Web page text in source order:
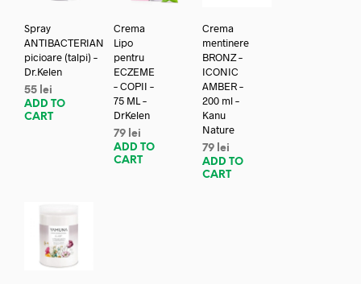
Spray
ANTIBACTERIAN
picioare (talpi) –
Dr.Kelen
55 lei
ADD TO
CART
Crema
Lipo
pentru
ECZEME
– COPII –
75 ML –
DrKelen
79 lei
ADD TO
CART
Crema
mentinere
BRONZ –
ICONIC
AMBER –
200 ml –
Kanu
Nature
79 lei
ADD TO
CART